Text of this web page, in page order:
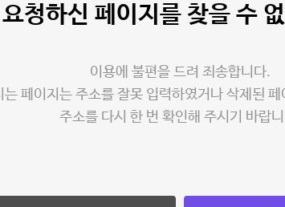
요청하신 페이지를 찾을 수
이용에 불편을 드려 죄송합니다.
는 페이지는 주소를 잘못 입력하였거나 삭제된 페
주소를 다시 한 번 확인해 주시기 바랍